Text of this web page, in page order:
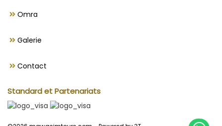
Omra
Galerie
Contact
Standard et Partenariats